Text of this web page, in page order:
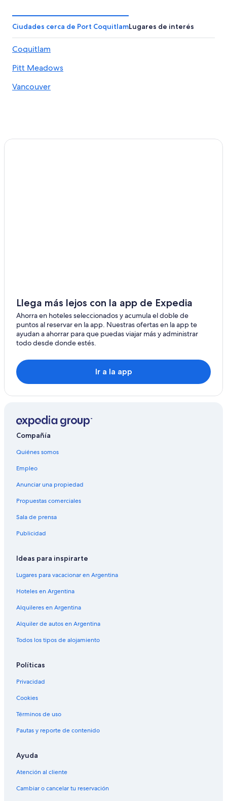
Ciudades cerca de Port CoquitlamLugares de interés
Coquitlam
Pitt Meadows
Vancouver
Llega más lejos con la app de Expedia
Ahorra en hoteles seleccionados y acumula el doble de
puntos al reservar en la app. Nuestras ofertas en la app te
ayudan a ahorrar para que puedas viajar más y administrar
todo desde donde estés.
Ir a la app
Compañía
Quiénes somos
Empleo
Anunciar una propiedad
Propuestas comerciales
Sala de prensa
Publicidad
Ideas para inspirarte
Lugares para vacacionar en Argentina
Hoteles en Argentina
Alquileres en Argentina
Alquiler de autos en Argentina
Todos los tipos de alojamiento
Políticas
Privacidad
Cookies
Términos de uso
Pautas y reporte de contenido
Ayuda
Atención al cliente
Cambiar o cancelar tu reservación